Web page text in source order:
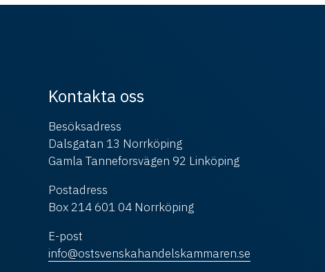
Kontakta oss
Besöksadress
Dalsgatan 13 Norrköping
Gamla Tanneforsvägen 92 Linköping
Postadress
Box 214 601 04 Norrköping
E-post
info@ostsvenskahandelskammaren.se